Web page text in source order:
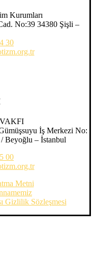
Kurumları
No:39 34380 Şişli –
30
İş Merkezi No:
Beyoğlu – İstanbul
00
Metni
Gizlilik Sözleşmesi